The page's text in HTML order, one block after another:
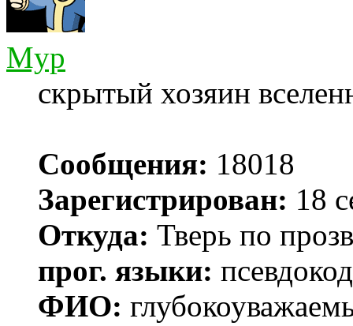
Myp
скрытый хозяин
Сообщения: 18018
Зарегистрирован: 18
Откуда: Тверь по
прог. языки:
ФИО: